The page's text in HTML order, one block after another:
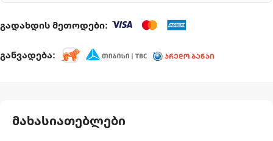
გადახდის მეთოდები:
განვადება:
მახასიათებლები